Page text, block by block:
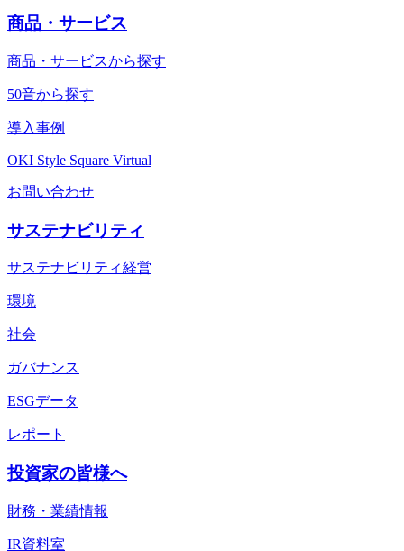
商品・サービス
商品・サービスから探す
50音から探す
導入事例
OKI Style Square Virtual
お問い合わせ
サステナビリティ
サステナビリティ経営
環境
社会
ガバナンス
ESGデータ
レポート
投資家の皆様へ
財務・業績情報
IR資料室